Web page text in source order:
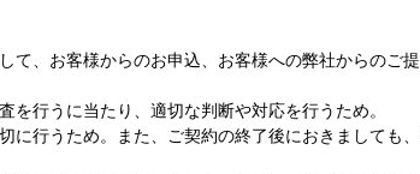
て、お客様からのお申込、お客様への弊社からのご
を行うに当たり、適切な判断や対応を行うため。
に行うため。また、ご契約の終了後におきましても